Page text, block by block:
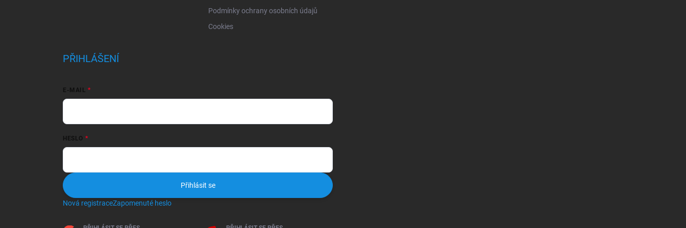
Podmínky ochrany osobních údajů
Cookies
PŘIHLÁŠENÍ
E-MAIL
HESLO
Přihlásit se
Nová registraceZapomenuté heslo